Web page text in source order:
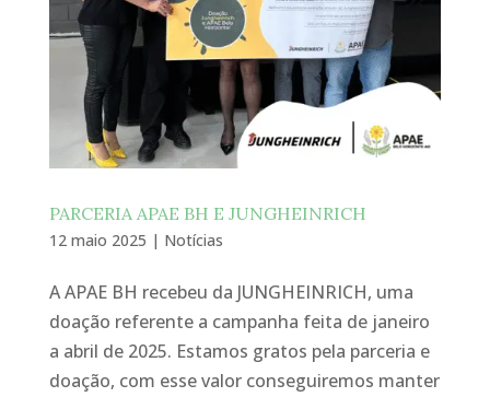
PARCERIA APAE BH E JUNGHEINRICH
12 maio 2025 | Notícias
A APAE BH recebeu da JUNGHEINRICH, uma
doação referente a campanha feita de janeiro
a abril de 2025. Estamos gratos pela parceria e
doação, com esse valor conseguiremos manter